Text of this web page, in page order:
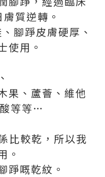
質逆轉。
腳踭皮膚硬厚、
使用。
果、蘆薈、維他
等等…
比較乾，所以我
。
踭嘅乾紋。